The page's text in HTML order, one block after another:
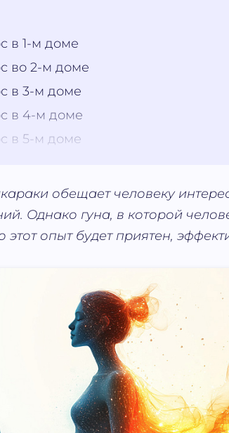
в 1-м доме
во 2-м доме
в 3-м доме
в 4-м доме
в 5-м доме
обещает человеку
Однако гуна, в которой
этот опыт будет приятен,